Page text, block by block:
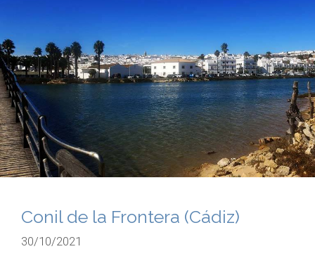
Conil de la Frontera (Cádiz)
30/10/2021